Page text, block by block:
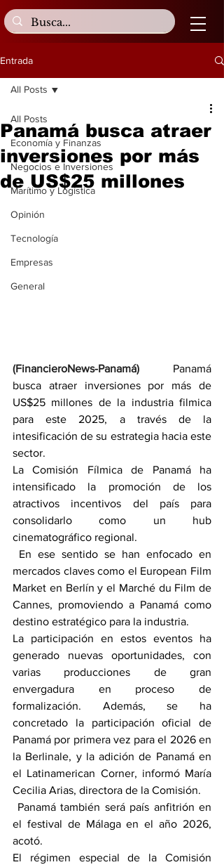
Entrada
All Posts
Economía y Finanzas
Negocios e Inversiones
Marítimo y Logística
Opinión
Tecnología
Empresas
General
All Posts
Panamá busca atraer
inversiones por más
de US$25 millones
(FinancieroNews-Panamá)
Panamá
busca atraer inversiones por más de
US$25 millones de la industria filmica
para este 2025, a través de la
intesificación de su estrategia hacia este
sector.
La Comisión Fílmica de Panamá ha
intensificado la promoción de los
atractivos incentivos del país para
consolidarlo como un hub
cinematográfico regional.
En ese sentido se han enfocado en
mercados claves como el European Film
Market en Berlín y el Marché du Film de
Cannes, promoviendo a Panamá como
destino estratégico para la industria.
La participación en estos eventos ha
generado nuevas oportunidades, con
varias producciones de gran
envergadura en proceso de
formalización. Además, se ha
concretado la participación oficial de
Panamá por primera vez para el 2026 en
la Berlinale, y la adición de Panamá en
el Latinamerican Corner, informó María
Cecilia Arias, directora de la Comisión.
Panamá también será país anfitrión en
el festival de Málaga en el año 2026,
acotó.
El régimen especial de la Comisión